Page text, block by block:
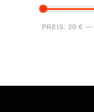
PREIS: 20 € —